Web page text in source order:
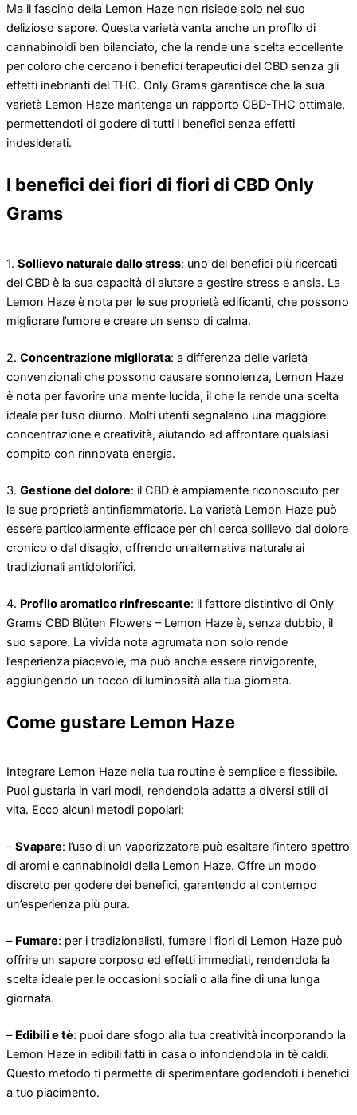
Ma il fascino della Lemon Haze non risiede solo nel suo
delizioso sapore. Questa varietà vanta anche un profilo di
cannabinoidi ben bilanciato, che la rende una scelta eccellente
per coloro che cercano i benefici terapeutici del CBD senza gli
effetti inebrianti del THC. Only Grams garantisce che la sua
varietà Lemon Haze mantenga un rapporto CBD-THC ottimale,
permettendoti di godere di tutti i benefici senza effetti
indesiderati.
I benefici dei fiori di fiori di CBD Only
Grams
1. Sollievo naturale dallo stress: uno dei benefici più ricercati
del CBD è la sua capacità di aiutare a gestire stress e ansia. La
Lemon Haze è nota per le sue proprietà edificanti, che possono
migliorare l’umore e creare un senso di calma.
2. Concentrazione migliorata: a differenza delle varietà
convenzionali che possono causare sonnolenza, Lemon Haze
è nota per favorire una mente lucida, il che la rende una scelta
ideale per l’uso diurno. Molti utenti segnalano una maggiore
concentrazione e creatività, aiutando ad affrontare qualsiasi
compito con rinnovata energia.
3. Gestione del dolore: il CBD è ampiamente riconosciuto per
le sue proprietà antinfiammatorie. La varietà Lemon Haze può
essere particolarmente efficace per chi cerca sollievo dal dolore
cronico o dal disagio, offrendo un’alternativa naturale ai
tradizionali antidolorifici.
4. Profilo aromatico rinfrescante: il fattore distintivo di Only
Grams CBD Blüten Flowers – Lemon Haze è, senza dubbio, il
suo sapore. La vivida nota agrumata non solo rende
l’esperienza piacevole, ma può anche essere rinvigorente,
aggiungendo un tocco di luminosità alla tua giornata.
Come gustare Lemon Haze
Integrare Lemon Haze nella tua routine è semplice e flessibile.
Puoi gustarla in vari modi, rendendola adatta a diversi stili di
vita. Ecco alcuni metodi popolari:
–Svapare: l’uso di un vaporizzatore può esaltare l’intero spettro
di aromi e cannabinoidi della Lemon Haze. Offre un modo
discreto per godere dei benefici, garantendo al contempo
un’esperienza più pura.
– Fumare: per i tradizionalisti, fumare i fiori di Lemon Haze può
offrire un sapore corposo ed effetti immediati, rendendola la
scelta ideale per le occasioni sociali o alla fine di una lunga
giornata.
– Edibili e tè: puoi dare sfogo alla tua creatività incorporando la
Lemon Haze in edibili fatti in casa o infondendola in tè caldi.
Questo metodo ti permette di sperimentare godendoti i benefici
a tuo piacimento.